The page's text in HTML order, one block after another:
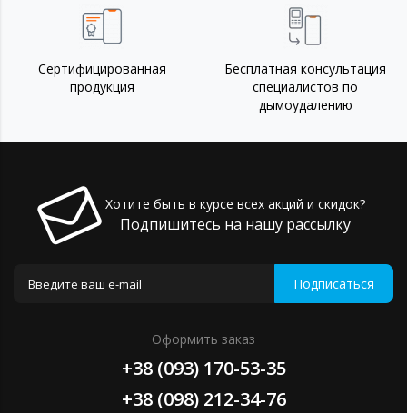
Сертифицированная
продукция
Бесплатная консультация
специалистов по
дымоудалению
Хотите быть в курсе всех акций и скидок?
Подпишитесь на нашу рассылку
Подписаться
Оформить заказ
+38 (093) 170-53-35
+38 (098) 212-34-76